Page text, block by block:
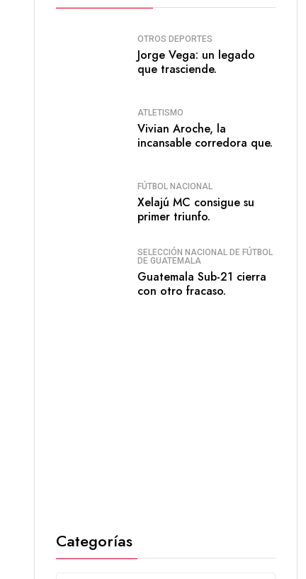
OTROS DEPORTES
Jorge Vega: un legado
que trasciende.
ATLETISMO
Vivian Aroche, la
incansable corredora que.
FÚTBOL NACIONAL
Xelajú MC consigue su
primer triunfo.
SELECCIÓN NACIONAL DE FÚTBOL
DE GUATEMALA
Guatemala Sub-21 cierra
con otro fracaso.
Categorías